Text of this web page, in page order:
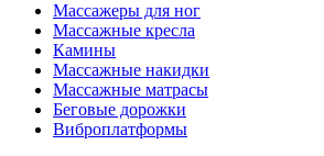
Массажеры для ног
Массажные кресла
Камины
Массажные накидки
Массажные матрасы
Беговые дорожки
Виброплатформы